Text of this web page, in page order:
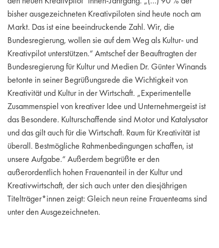
bisher ausgezeichneten Kreativpiloten sind heute noch am
Markt. Das ist eine beeindruckende Zahl. Wir, die
Bundesregierung, wollen sie auf dem Weg als Kultur- und
Kreativpilot unterstützen.“ Amtschef der Beauftragten der
Bundesregierung für Kultur und Medien Dr. Günter Winands
betonte in seiner Begrüßungsrede die Wichtigkeit von
Kreativität und Kultur in der Wirtschaft. „Experimentelle
Zusammenspiel von kreativer Idee und Unternehmergeist ist
das Besondere. Kulturschaffende sind Motor und Katalysator
und das gilt auch für die Wirtschaft. Raum für Kreativität ist
überall. Bestmögliche Rahmenbedingungen schaffen, ist
unsere Aufgabe.“ Außerdem begrüßte er den
außerordentlich hohen Frauenanteil in der Kultur und
Kreativwirtschaft, der sich auch unter den diesjährigen
Titelträger*innen zeigt: Gleich neun reine Frauenteams sind
unter den Ausgezeichneten.